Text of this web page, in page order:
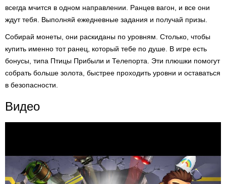
всегда мчится в одном направлении. Ранцев вагон, и все они
ждут тебя. Выполняй ежедневные задания и получай призы.
Собирай монеты, они раскиданы по уровням. Столько, чтобы
купить именно тот ранец, который тебе по душе. В игре есть
бонусы, типа Птицы Прибыли и Телепорта. Эти плюшки помогут
собрать больше золота, быстрее проходить уровни и оставаться
в безопасности.
Видео